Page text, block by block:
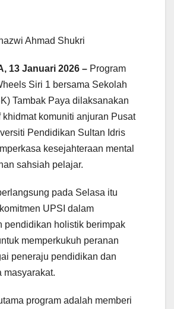
Ahmad Shukri
13 Januari 2026 – Program
Siri 1 bersama Sekolah
Tambak Paya dilaksanakan
komuniti anjuran Pusat
Pendidikan Sultan Idris
kesejahteraan mental
sahsiah pelajar.
pada Selasa itu
UPSI dalam
pendidikan holistik berimpak
memperkukuh peranan
peneraju pendidikan dan
masyarakat.
program adalah memberi